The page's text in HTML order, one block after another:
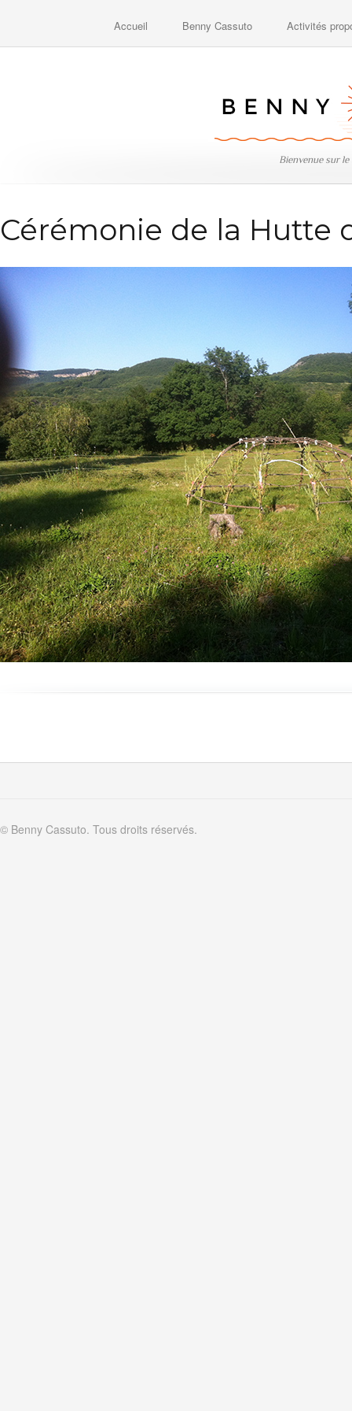
Accueil Benny Cassuto Activités
Bienvenue sur
Cérémonie de la Hutte
© Benny Cassuto. Tous droits réservés.